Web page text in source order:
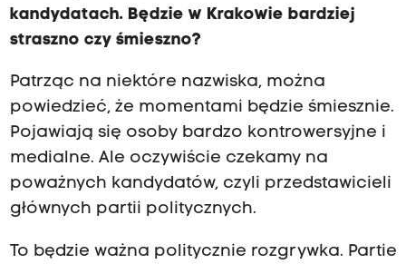
kandydatach. Będzie w Krakowie bardziej
straszno czy śmieszno?
Patrząc na niektóre nazwiska, można
powiedzieć, że momentami będzie śmiesznie.
Pojawiają się osoby bardzo kontrowersyjne i
medialne. Ale oczywiście czekamy na
poważnych kandydatów, czyli przedstawicieli
głównych partii politycznych.
To będzie ważna politycznie rozgrywka. Partie